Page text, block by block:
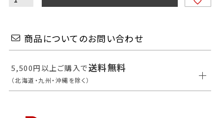
商品についてのお問い合わせ
5,500円以上ご購入で送料無料
（北海道・九州・沖縄を除く）